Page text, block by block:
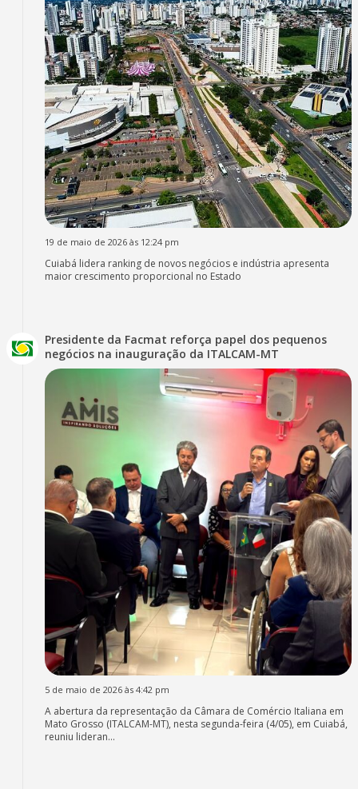
19 de maio de 2026 às 12:24 pm
Cuiabá lidera ranking de novos negócios e indústria apresenta
maior crescimento proporcional no Estado
Presidente da Facmat reforça papel dos pequenos
negócios na inauguração da ITALCAM-MT
5 de maio de 2026 às 4:42 pm
A abertura da representação da Câmara de Comércio Italiana em
Mato Grosso (ITALCAM-MT), nesta segunda-feira (4/05), em Cuiabá,
reuniu lideran...